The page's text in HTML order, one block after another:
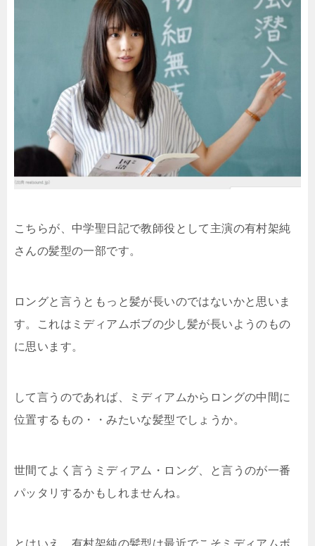
こちらが、中学聖日記で教師役として主演の有村架純
さんの髪型の一部です。
ロングと言うともっと髪が長いのではないかと思いま
す。これはミディアムボブの少し髪が長いようのもの
に思います。
して言うのであれば、ミディアムからロングの中間に
位置するもの・・みたいな髪型でしょうか。
世間てよく言うミディアム・ロング、と言うのが一番
パッタリするかもしれませんね。
とはいえ、有村架純の髪型は最近でこそミディアムボ